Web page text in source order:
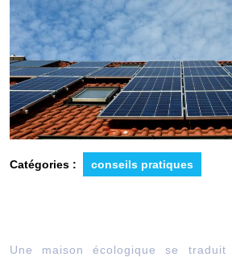
Catégories : conseils pratiques
Une maison écologique se